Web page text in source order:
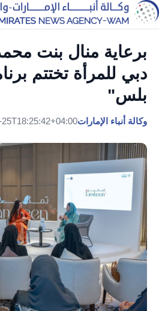
برعاية منال بنت
دبي للمرأة تختتم
بلس"
وكالة أنباء الإمارات